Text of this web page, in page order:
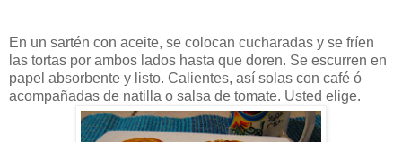
En un sartén con aceite, se colocan cucharadas y se fríen
las tortas por ambos lados hasta que doren. Se escurren en
papel absorbente y listo. Calientes, así solas con café ó
acompañadas de natilla o salsa de tomate. Usted elige.